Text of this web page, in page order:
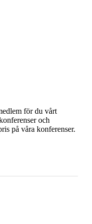
för du vårt
och
på våra konferenser.